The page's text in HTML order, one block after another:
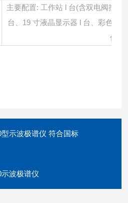
主要配置: 工作站 l 台(含双电阀控制
台、19 寸液晶显示器 l 台、彩色喷
件
示波极谱仪 符合国标
波极谱仪